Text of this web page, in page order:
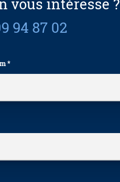
vous intéresse ?
94 87 02
*